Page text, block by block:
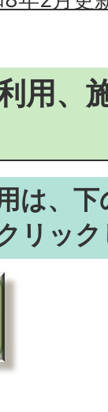
用、
は、
リッ